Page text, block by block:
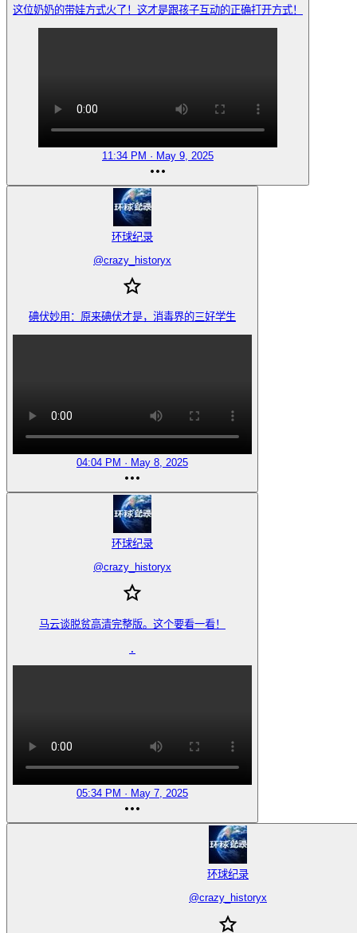
这位奶奶的带娃方式火了！这才是跟孩子互动的正确打开方式！
11:34 PM · May 9, 2025
环球纪录
@crazy_historyx
碘伏妙用：原来碘伏才是，消毒界的三好学生
04:04 PM · May 8, 2025
环球纪录
@crazy_historyx
马云谈脱贫高清完整版。这个要看一看！
.
05:34 PM · May 7, 2025
环球纪录
@crazy_historyx